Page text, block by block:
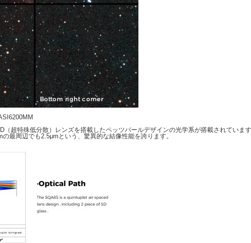
超特殊低分散）レンズを搭載したペッツバールデザインの光学系が搭載されていま
最周辺でも2.5μmという、驚異的な結像性能を誇ります。